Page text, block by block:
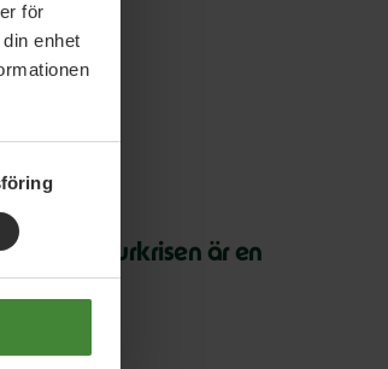
för
enhet
Day: Naturkrisen är en